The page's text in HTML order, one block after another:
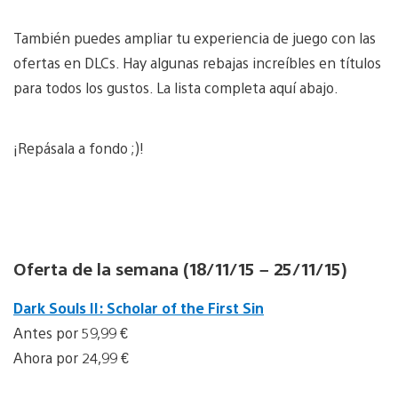
También puedes ampliar tu experiencia de juego con las
ofertas en DLCs. Hay algunas rebajas increíbles en títulos
para todos los gustos. La lista completa aquí abajo.
¡Repásala a fondo ;)!
Oferta de la semana (18/11/15 – 25/11/15)
Dark Souls II: Scholar of the First Sin
Antes por 59,99 €
Ahora por 24,99 €